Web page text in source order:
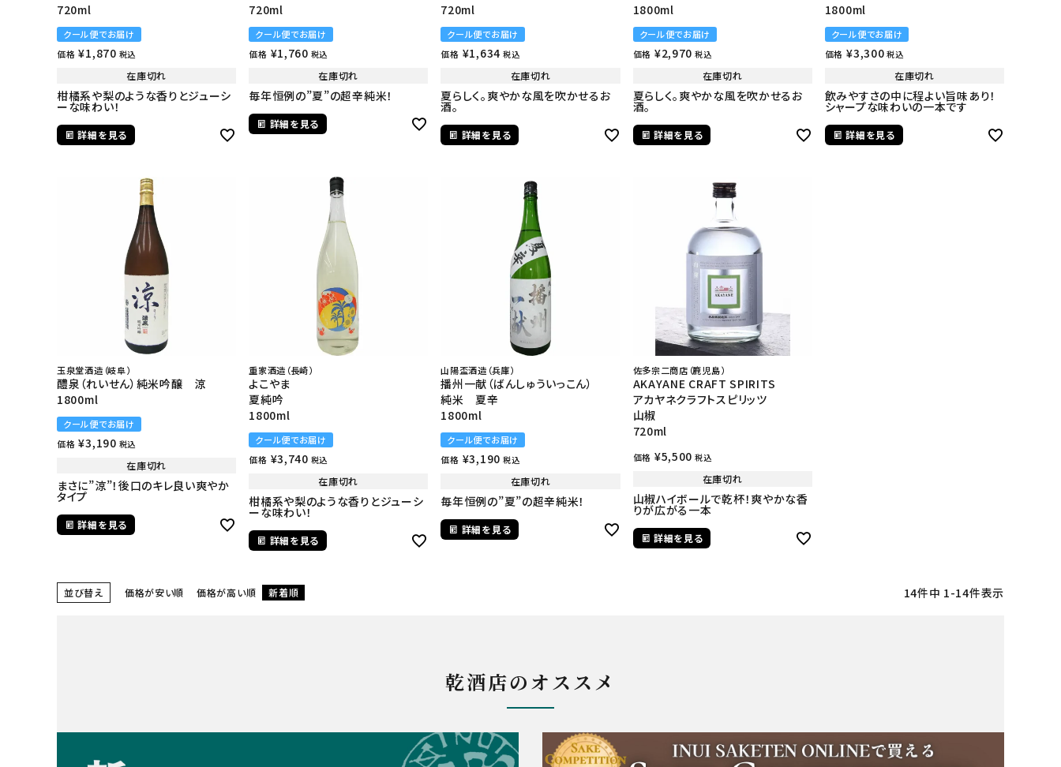
720ml
クール便でお届け
価格 ¥1,870 税込
在庫切れ
柑橘系や梨のような香りとジューシ
ーな味わい！
詳細を見る
720ml
クール便でお届け
価格 ¥1,760 税込
在庫切れ
毎年恒例の”夏”の超辛純米！
詳細を見る
720ml
クール便でお届け
価格 ¥1,634 税込
在庫切れ
夏らしく。爽やかな風を吹かせるお
酒。
詳細を見る
1800ml
クール便でお届け
価格 ¥2,970 税込
在庫切れ
夏らしく。爽やかな風を吹かせるお
酒。
詳細を見る
1800ml
クール便でお届け
価格 ¥3,300 税込
在庫切れ
飲みやすさの中に程よい旨味あり！
シャープな味わいの一本です
詳細を見る
玉泉堂酒造（岐阜）
醴泉（れいせん）純米吟醸 涼
1800ml
クール便でお届け
価格 ¥3,190 税込
在庫切れ
まさに”涼”！後口のキレ良い爽やか
タイプ
詳細を見る
重家酒造（長崎）
よこやま
夏純吟
1800ml
クール便でお届け
価格 ¥3,740 税込
在庫切れ
柑橘系や梨のような香りとジューシ
ーな味わい！
詳細を見る
山陽盃酒造（兵庫）
播州一献（ばんしゅういっこん）
純米 夏辛
1800ml
クール便でお届け
価格 ¥3,190 税込
在庫切れ
毎年恒例の”夏”の超辛純米！
詳細を見る
佐多宗二商店（鹿児島）
AKAYANE CRAFT SPIRITS
アカヤネクラフトスピリッツ
山椒
720ml
価格 ¥5,500 税込
在庫切れ
山椒ハイボールで乾杯！爽やかな香
りが広がる一本
詳細を見る
並び替え 価格が安い順 価格が高い順 新着順 14件中 1-14件表示
乾酒店のオススメ